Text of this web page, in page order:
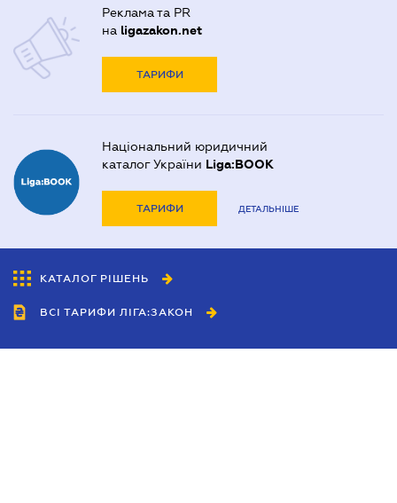
Реклама та PR
на ligazakon.net
ТАРИФИ
Національний юридичний
каталог України Liga:BOOK
ТАРИФИ ДЕТАЛЬНІШЕ
КАТАЛОГ РІШЕНЬ
ВСІ ТАРИФИ ЛІГА:ЗАКОН